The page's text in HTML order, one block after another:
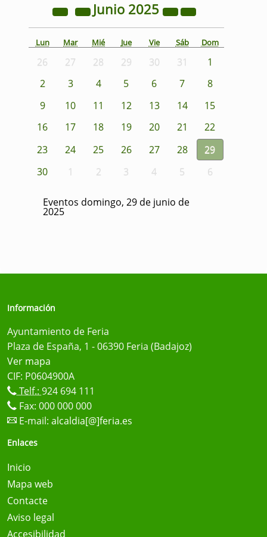
Junio 2025
Lun Mar Mié Jue Vie Sáb Dom
26 27 28 29 30 31
1
2
3 4 5 6 7
8
9
10 11 12 13 14
15
16
17 18 19 20 21
22
23
24 25 26 27 28
29
30
1 2 3 4 5 6
Eventos domingo, 29 de junio de
2025
Información
Ayuntamiento de Feria
Plaza de España, 1 - 06390 Feria (Badajoz)
Ver mapa
CIF: P0604900A
Telf.: 924 694 111
Fax: 000 000 000
E-mail: alcaldia[@]feria.es
Enlaces
Inicio
Mapa web
Contacte
Aviso legal
Accesibilidad